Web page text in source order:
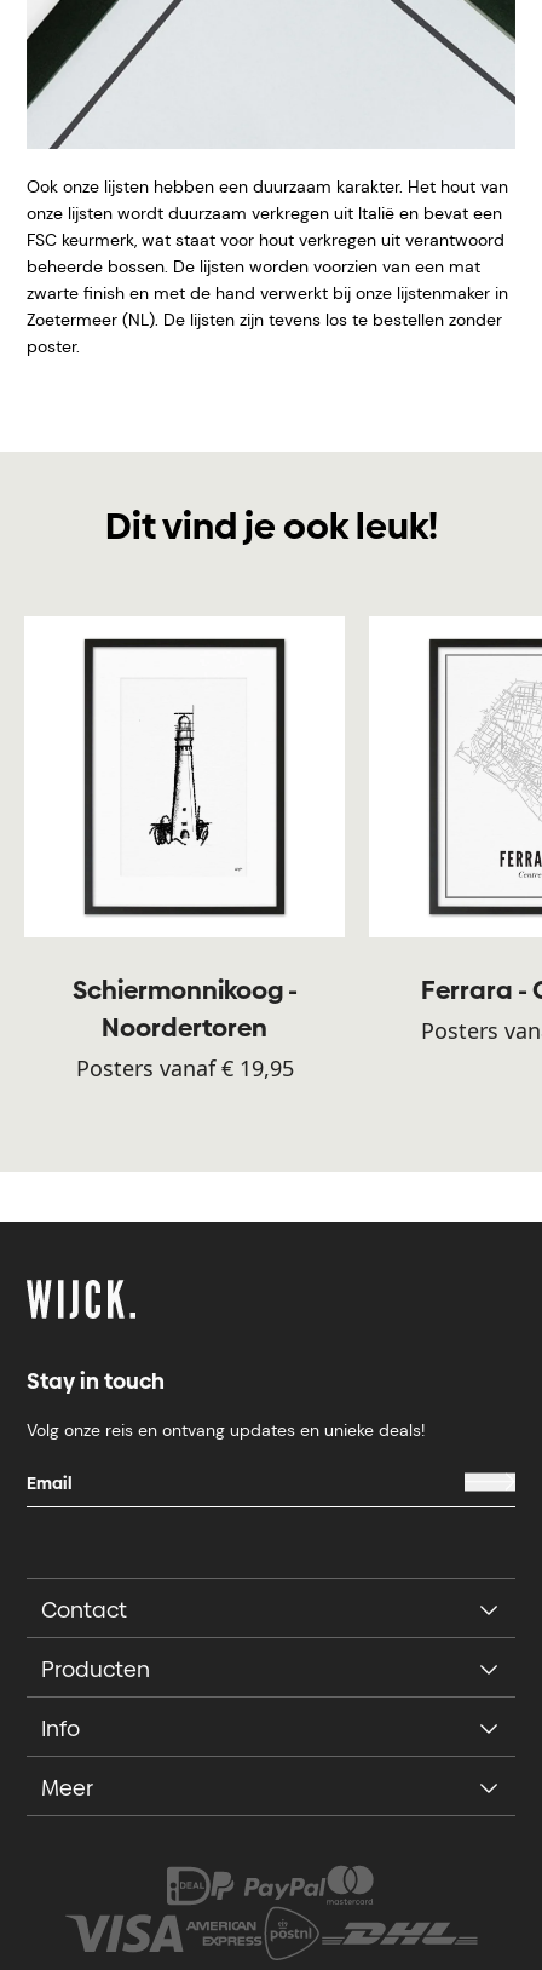
Ook onze lijsten hebben een duurzaam karakter. Het hout van
onze lijsten wordt duurzaam verkregen uit Italië en bevat een
FSC keurmerk, wat staat voor hout verkregen uit verantwoord
beheerde bossen. De lijsten worden voorzien van een mat
zwarte finish en met de hand verwerkt bij onze lijstenmaker in
Zoetermeer (NL). De lijsten zijn tevens los te bestellen zonder
poster.
Dit vind je ook leuk!
Schiermonnikoog -
Noordertoren
Posters vanaf € 19,95
Ferrara -
Posters
Stay in touch
Volg onze reis en ontvang updates en unieke deals!
Contact
Producten
Info
Meer